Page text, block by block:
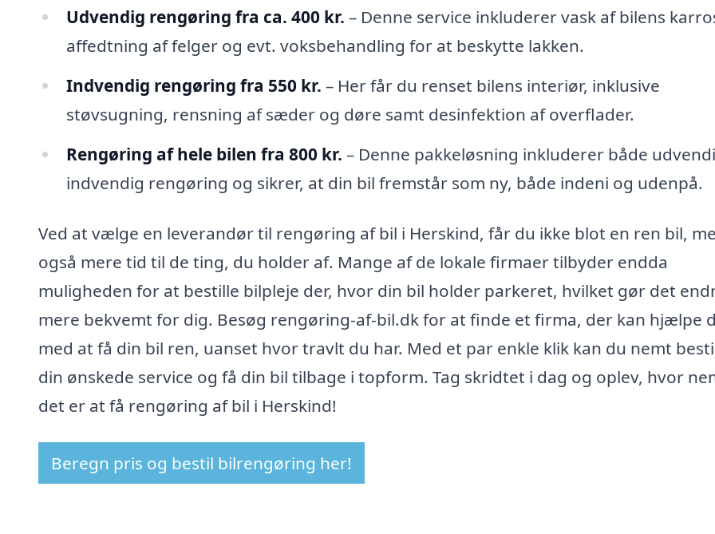
Udvendig rengøring fra ca. 400 kr. – Denne service inkluderer vask af bilens
affedtning af felger og evt. voksbehandling for at beskytte lakken.
Indvendig rengøring fra 550 kr. – Her får du renset bilens interiør, inklusive
støvsugning, rensning af sæder og døre samt desinfektion af overflader.
Rengøring af hele bilen fra 800 kr. – Denne pakkeløsning inkluderer både
indvendig rengøring og sikrer, at din bil fremstår som ny, både indeni og udenpå.
Ved at vælge en leverandør til rengøring af bil i Herskind, får du ikke blot en ren bil,
også mere tid til de ting, du holder af. Mange af de lokale firmaer tilbyder endda
muligheden for at bestille bilpleje der, hvor din bil holder parkeret, hvilket gør det
mere bekvemt for dig. Besøg rengøring-af-bil.dk for at finde et firma, der kan hjælpe
med at få din bil ren, uanset hvor travlt du har. Med et par enkle klik kan du nemt
din ønskede service og få din bil tilbage i topform. Tag skridtet i dag og oplev, hvor
det er at få rengøring af bil i Herskind!
Beregn pris og bestil bilrengøring her!